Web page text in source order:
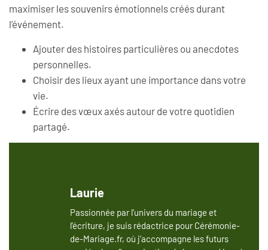
maximiser les souvenirs émotionnels créés durant
l’événement.
Ajouter des histoires particulières ou anecdotes
personnelles.
Choisir des lieux ayant une importance dans votre
vie.
Écrire des vœux axés autour de votre quotidien
partagé.
Laurie
Passionnée par l’univers du mariage et
l’écriture, je suis rédactrice pour Cérémonie-
de-Mariage.fr, où j’accompagne les futurs